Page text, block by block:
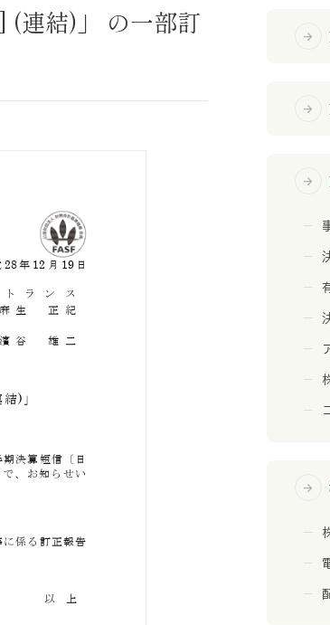
ィ
(連結)」 の一部訂
arrow_forward
arrow_forward
arrow_forward
arrow_forward